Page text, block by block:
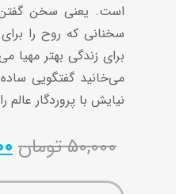
است. یعنی سخن گفتن
سخنانی که روح را
برای زندگی بهتر مهیا
می‌خانید گفتگویی
نیایش با پروردگار عالم
۵۰,۰۰۰تومان